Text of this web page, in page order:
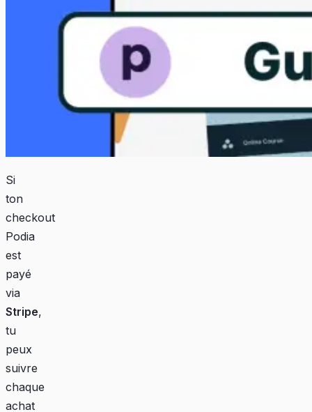
Si
ton
checkout
Podia
est
payé
via
Stripe,
tu
peux
suivre
chaque
achat